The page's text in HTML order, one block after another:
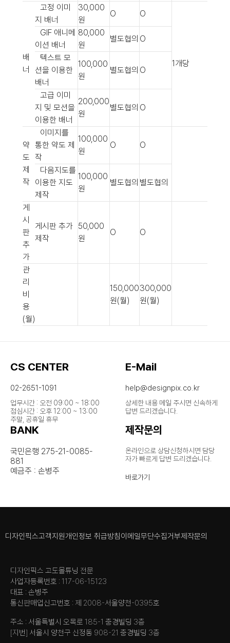
배
너
고정 이미
지 배너
30,000
원
O O
1개당
GIF 애니메
이션 배너
80,000
원
별도협의 O
텍스트 모
션을 이용한
배너
100,000
원
별도협의 O
고급 이미
지 및 모션을
이용한 배너
200,000
원
별도협의 O
약
도
제
작
이미지를
통한 약도 제
작
100,000
원
O O
다음지도를
이용한 지도
제작
100,000
원
별도협의 별도협의
게
시
판
추
가
게시판 추가
제작
50,000
원
O O
관
리
비
용
(월)
150,000
원(월)
300,000
원(월)
CS CENTER
02-2651-1091
업무시간 : 오전 09:00 ~ 18:00
점심시간 : 오후 12:00 ~ 13:00
주말, 공휴일 휴무
E-Mail
help@designpix.co.kr
상세한 내용 메일 주시면 신속하게
답변 드리겠습니다.
BANK
국민은행 275-21-0085-
881
예금주 : 손병주
제작문의
온라인으로 상담신청하시면 담당
자가 빠르게 답변 드리겠습니다.
바로가기
디자인픽스고객지원개인정보 취급방침이메일무단수집거부제작문의
디자인픽스 고도몰튜닝 전문
사업자등록번호 : 117-06-15123
대표 : 손병주
통신판매업신고번호 : 제 2008-서울양천-0395호
주소 : 서울특별시 오목로 185-1 충경빌딩 3층
[지번] 서울시 양천구 신정동 908-21 충경빌딩 3층